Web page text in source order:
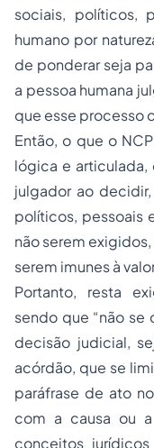
sociais, políticos,
humano por
de ponderar seja
a pessoa humana
que esse processo
Então, o que o
lógica e
julgador ao
políticos, pessoais
não serem
serem imunes à
Portanto, resta
sendo que “não
decisão judicial,
acórdão, que se
paráfrase de ato
com a causa ou
conceitos